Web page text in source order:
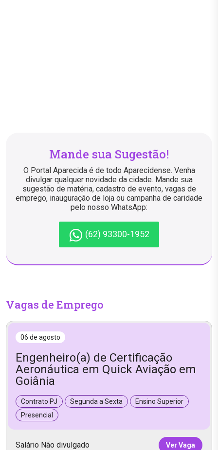
Mande sua Sugestão!
O Portal Aparecida é de todo Aparecidense. Venha
divulgar qualquer novidade da cidade. Mande sua
sugestão de matéria, cadastro de evento, vagas de
emprego, inauguração de loja ou campanha de caridade
pelo nosso WhatsApp:
(62) 93300-1952
Vagas de Emprego
06 de agosto
Engenheiro(a) de Certificação
Aeronáutica em Quick Aviação em
Goiânia
Contrato PJ Segunda a Sexta
Ensino Superior
Presencial
Salário Não divulgado Ver Vaga